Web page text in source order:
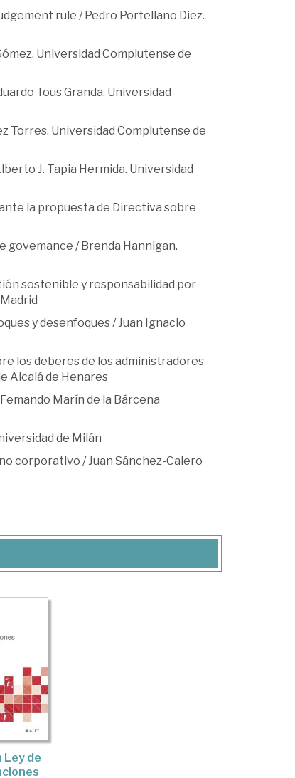
rule / Pedro Portellano Diez.
Universidad Complutense de
Tous Granda. Universidad
Torres. Universidad Complutense de
J. Tapia Hermida. Universidad
la propuesta de Directiva sobre
govemance / Brenda Hannigan.
sostenible y responsabilidad por
y desenfoques / Juan Ignacio
los deberes de los administradores
Alcalá de Henares
Marín de la Bárcena
de Milán
corporativo / Juan Sánchez-Calero
Ley de